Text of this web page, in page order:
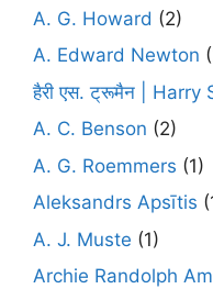
A. G. Howard (2)
A. Edward Newton
हैरी एस. ट्रूमैन | Harry
A. C. Benson (2)
A. G. Roemmers (1)
Aleksandrs Apsītis
A. J. Muste (1)
Archie Randolph